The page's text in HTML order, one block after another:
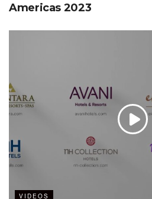
Americas 2023
VIDEOS